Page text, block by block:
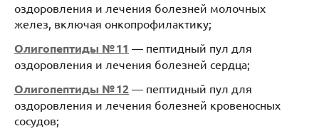
оздоровления и лечения болезней молочных
желез, включая онкопрофилактику;
Олигопептиды № 11 — пептидный пул для
оздоровления и лечения болезней сердца;
Олигопептиды № 12 — пептидный пул для
оздоровления и лечения болезней кровеносных
сосудов;